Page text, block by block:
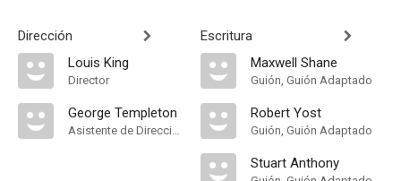
Dirección
Louis King
Director
George Templeton
Asistente de Dirección
Escritura
Maxwell Shane
Guión, Guión Adaptado
Robert Yost
Guión, Guión Adaptado
Stuart Anthony